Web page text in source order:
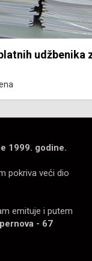
za više
1999. godine.
pokriva veći dio
emituje i putem
- 67